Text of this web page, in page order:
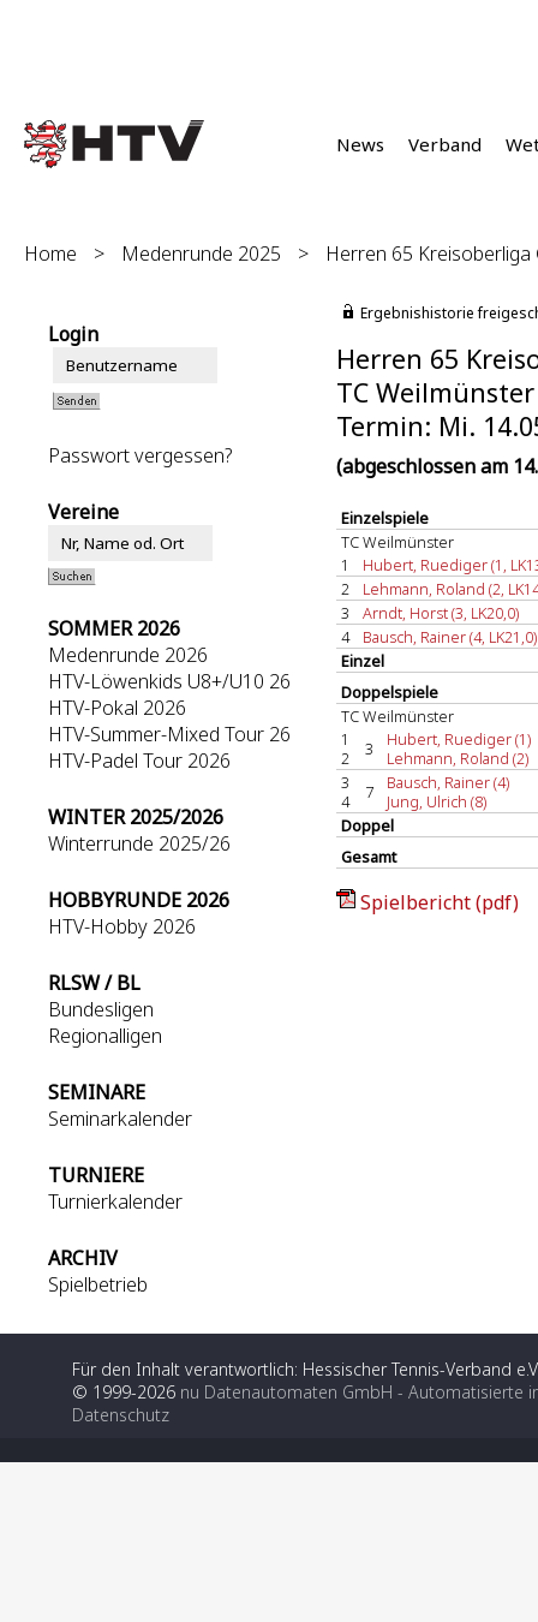
News Verband
Home > Medenrunde 2025 > Herren 65 Kreisoberliga
Login
Passwort vergessen?
Vereine
SOMMER 2026
Medenrunde 2026
HTV-Löwenkids U8+/U10 26
HTV-Pokal 2026
HTV-Summer-Mixed Tour 26
HTV-Padel Tour 2026
WINTER 2025/2026
Winterrunde 2025/26
HOBBYRUNDE 2026
HTV-Hobby 2026
RLSW / BL
Bundesligen
Regionalligen
SEMINARE
Seminarkalender
TURNIERE
Turnierkalender
ARCHIV
Spielbetrieb
Ergebnishistorie
Herren 65
TC
Termin: Mi.
(abgeschlossen am
Einzelspiele
TC Weilmünster
1
Hubert, Ruediger (1,
2
Lehmann, Roland (2,
3
Arndt, Horst (3, LK20,0)
4
Bausch, Rainer (4, LK21,0)
Einzel
Doppelspiele
TC Weilmünster
1
2
3
Hubert, Ruediger (1)
Lehmann, Roland (2)
3
4
7
Bausch, Rainer (4)
Jung, Ulrich (8)
Doppel
Gesamt
Spielbericht (pdf)
Für den Inhalt verantwortlich: Hessischer Tennis-Verband
© 1999-2026 nu Datenautomaten GmbH - Automatisierte
Datenschutz